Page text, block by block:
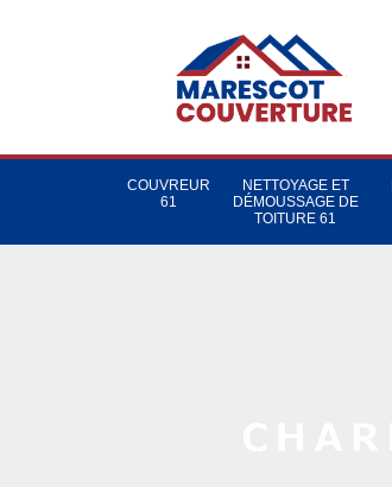
COUVREUR
61
NETTOYAGE ET
DÉMOUSSAGE DE
TOITURE 61